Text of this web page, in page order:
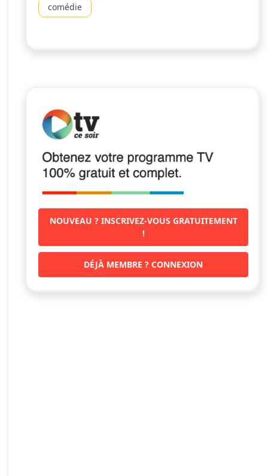
comédie
NOUVEAU ? INSCRIVEZ-VOUS GRATUITEMENT
!
DÉJÀ MEMBRE ? CONNEXION